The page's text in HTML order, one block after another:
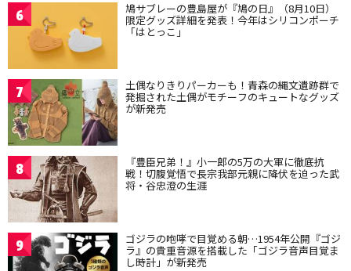
6 鳩サブレーの豊島屋が『鳩の日』（8月10日）
限定グッズ詳細を発表！今年はシリコンポーチ
「はとっこ」
7 土偶なりきりパーカーも！青森の縄文遺跡群で
発掘された土偶がモチーフのキュートなグッズ
が新発売
8 『豊臣兄弟！』小一郎の5万の大軍に徹底抗
戦！切腹覚悟で長宗我部元親に降伏を迫った武
将・谷忠澄の生涯
9 ゴジラの咆哮で目覚める朝…1954年公開『ゴジ
ラ』の貴重音源を搭載した「ゴジラ音声目覚ま
し時計」が新発売